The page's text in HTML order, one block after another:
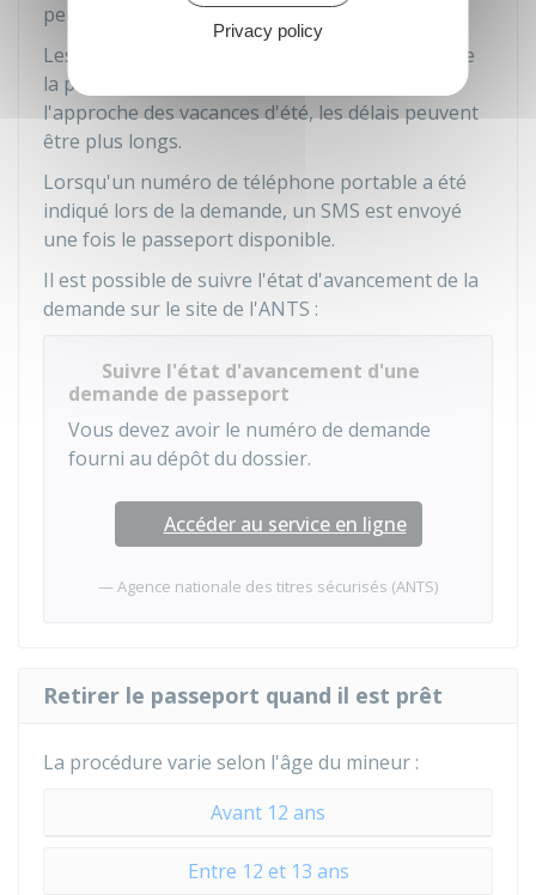
peut donc pas être délivré immédiatement.
Les délais de fabrication dépendent du lieu et de
la période de la demande. Par exemple, à
l'approche des vacances d'été, les délais peuvent
être plus longs.
Lorsqu'un numéro de téléphone portable a été
indiqué lors de la demande, un SMS est envoyé
une fois le passeport disponible.
Il est possible de suivre l'état d'avancement de la
demande sur le site de l'ANTS :
Suivre l'état d'avancement d'une
demande de passeport
Vous devez avoir le numéro de demande
fourni au dépôt du dossier.
Accéder au service en ligne
Agence nationale des titres sécurisés (ANTS)
Retirer le passeport quand il est prêt
La procédure varie selon l'âge du mineur :
Avant 12 ans
Entre 12 et 13 ans
Privacy policy